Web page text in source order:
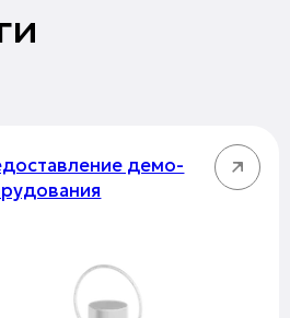
демо-